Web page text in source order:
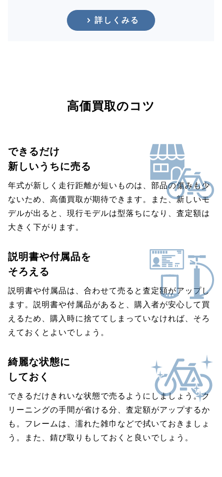
詳しくみる
高価買取のコツ
できるだけ
新しいうちに売る
年式が新しく走行距離が短いものは、部品の傷みも少
ないため、高価買取が期待できます。また、新しいモ
デルが出ると、現行モデルは型落ちになり、査定額は
大きく下がります。
説明書や付属品を
そろえる
説明書や付属品は、合わせて売ると査定額がアップし
ます。説明書や付属品があると、購入者が安心して買
えるため、購入時に捨ててしまっていなければ、そろ
えておくとよいでしょう。
綺麗な状態に
しておく
できるだけきれいな状態で売るようにしましょう。ク
リーニングの手間が省ける分、査定額がアップするか
も。フレームは、濡れた雑巾などで拭いておきましょ
う。また、錆び取りもしておくと良いでしょう。